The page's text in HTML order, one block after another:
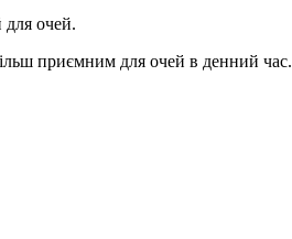
очей.
приємним для очей в денний час.